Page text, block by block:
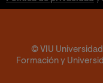
© VIU
Formación y